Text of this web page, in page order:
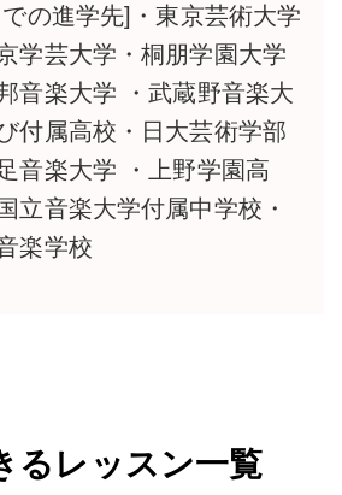
の進学先]・東京芸術大学
学芸大学・桐朋学園大学
音楽大学 ・武蔵野音楽大
付属高校・日大芸術学部
音楽大学 ・上野学園高
立音楽大学付属中学校・
楽学校
るレッスン一覧